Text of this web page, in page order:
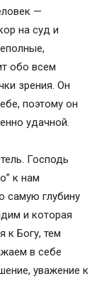
—
на суд и
обо всем
зрения. Он
поэтому он
удачной.
Господь
к нам
самую глубину
и которая
к Богу, тем
в себе
уважение к